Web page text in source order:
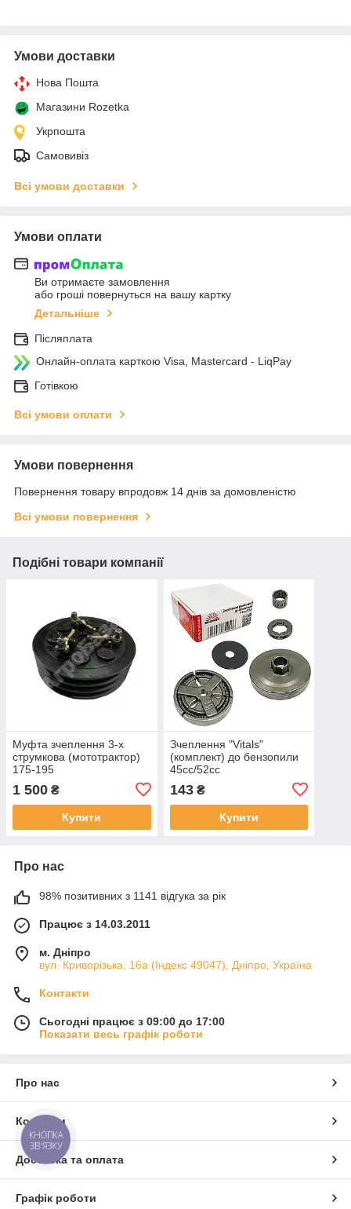
Умови доставки
Нова Пошта
Магазини Rozetka
Укрпошта
Самовивіз
Всі умови доставки
Умови оплати
Ви отримаєте замовлення
або гроші повернуться на вашу картку
Детальніше
Післяплата
Онлайн-оплата карткою Visa, Mastercard - LiqPay
Готівкою
Всі умови оплати
Умови повернення
Повернення товару впродовж 14 днів за домовленістю
Всі умови повернення
Подібні товари компанії
Муфта зчеплення 3-х
струмкова (мототрактор)
175-195
1 500 ₴
Купити
Зчеплення "Vitals"
(комплект) до бензопили
45сс/52сс
143₴
Купити
Про нас
98% позитивних з 1141 відгука за рік
Працює з 14.03.2011
м. Дніпро
вул. Криворізька, 16а (Індекс 49047), Дніпро, Україна
Контакти
Сьогодні працює з 09:00 до 17:00
Показати весь графік роботи
Про нас
Контакти
Доставка та оплата
Графік роботи
КНОПКА
ЗВ'ЯЗКУ